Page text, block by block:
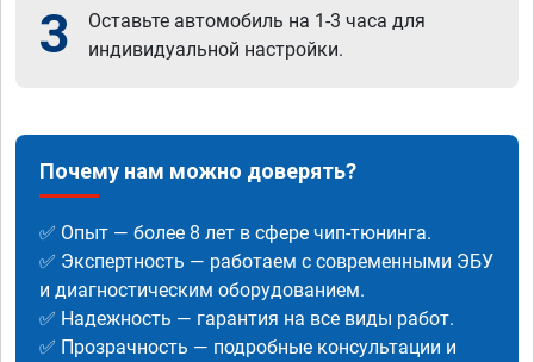
3
Оставьте автомобиль на 1-3 часа для
индивидуальной настройки.
Почему нам можно доверять?
✅ Опыт — более 8 лет в сфере чип-тюнинга.
✅ Экспертность — работаем с современными ЭБУ
и диагностическим оборудованием.
✅ Надежность — гарантия на все виды работ.
✅ Прозрачность — подробные консультации и